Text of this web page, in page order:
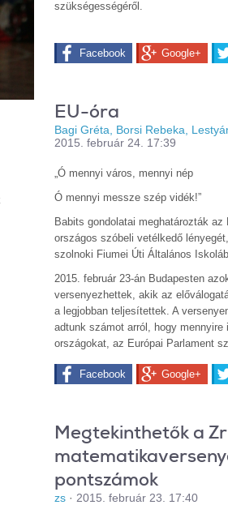
szükségességéről.
Facebook Google+
EU-óra
Bagi Gréta, Borsi Rebeka,
2015. február 24. 17:39
„Ó mennyi város, mennyi nép
Ó mennyi messze szép vidék!”
Babits gondolatai meghatározták
országos szóbeli vetélkedő
szolnoki Fiumei Úti Általános
2015. február 23-án Budapesten
versenyezhettek, akik az
a legjobban teljesítettek. A
adtunk számot arról, hogy
országokat, az Európai Parlament
Facebook Google+
Megtekinthetők a
pontszámok
zs · 2015. február 23. 17:40